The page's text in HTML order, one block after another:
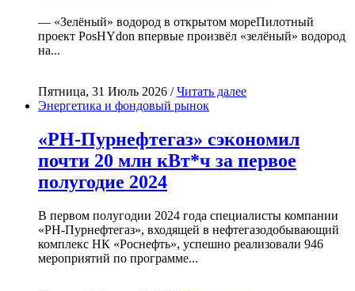
— «Зелёный» водород в открытом мореПилотный
проект PosHYdon впервые произвёл «зелёный» водород
на...
Пятница, 31 Июль 2026 /Читать далее
Энергетика и фондовый рынок
«РН-Пурнефтегаз» сэкономил
почти 20 млн кВт*ч за первое
полугодие 2024
В первом полугодии 2024 года специалисты компании
«РН-Пурнефтегаз», входящей в нефтегазодобывающий
комплекс НК «Роснефть», успешно реализовали 946
мероприятий по программе...